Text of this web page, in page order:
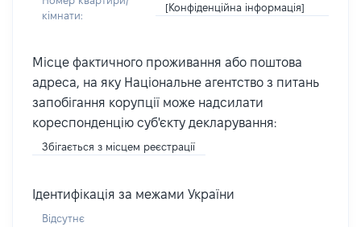
кімнати:
[Конфіденційна інформація]
Місце фактичного проживання або поштова
адреса, на яку Національне агентство з питань
запобігання корупції може надсилати
кореспонденцію суб'єкту декларування:
Збігається з місцем реєстрації
Ідентифікація за межами України
Відсутнє